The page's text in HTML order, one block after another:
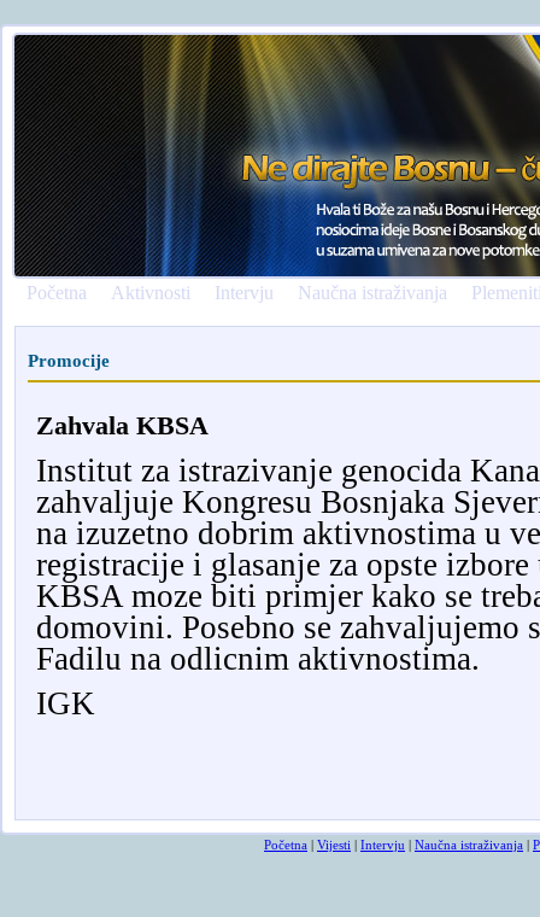
Početna Aktivnosti Intervju Naučna istraživanja
Promocije
Zahvala KBSA
Institut za istrazivanje genocida
zahvaljuje Kongresu Bosnjaka
na izuzetno dobrim aktivnostima u
registracije i glasanje za opste
KBSA moze biti primjer kako se
domovini. Posebno se zahvaljujemo
Fadilu na odlicnim aktivnostima.
IGK
Početna Vijesti Intervju Naučna istraživanja